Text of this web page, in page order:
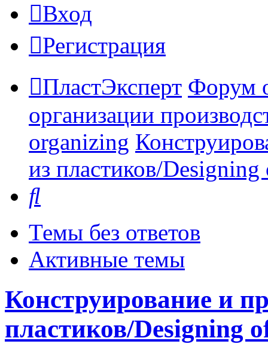
Вход
Регистрация
ПластЭксперт Форум
организации
organizing
из пластиков/
Темы без ответов
Активные темы
Конструирование и
пластиков/Designing